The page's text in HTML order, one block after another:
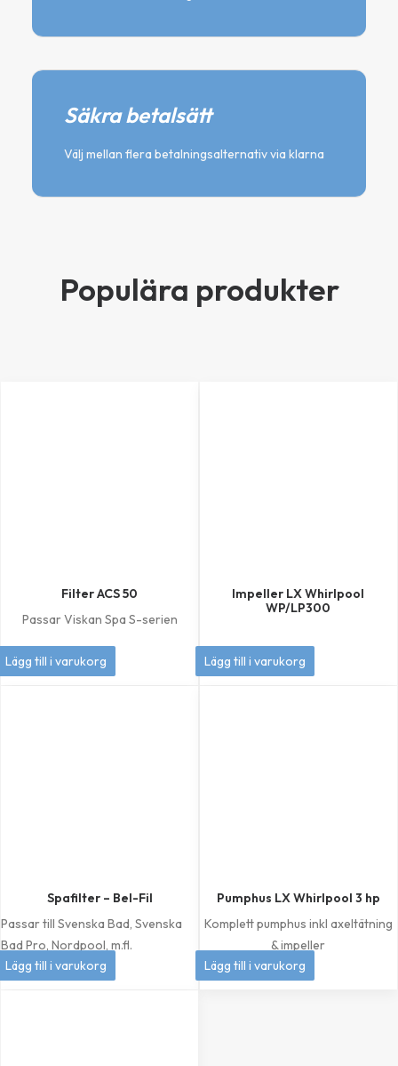
Säkra betalsätt
Välj mellan flera betalningsalternativ via klarna
Populära produkter
Filter ACS 50
Passar Viskan Spa S-serien
449kr
Lägg till i varukorg
Impeller LX Whirlpool
WP/LP300
349kr
Lägg till i varukorg
Spafilter – Bel-Fil
Passar till Svenska Bad, Svenska
Bad Pro, Nordpool, m.fl.
399kr
Lägg till i varukorg
Pumphus LX Whirlpool 3 hp
Komplett pumphus inkl axeltätning
& impeller
1 049kr
Lägg till i varukorg